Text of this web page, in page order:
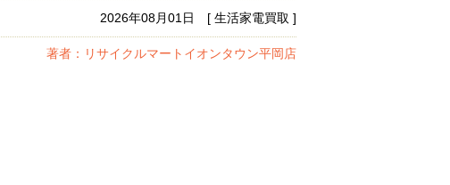
2026年08月01日 [ 生活家電買取 ]
著者：リサイクルマートイオンタウン平岡店